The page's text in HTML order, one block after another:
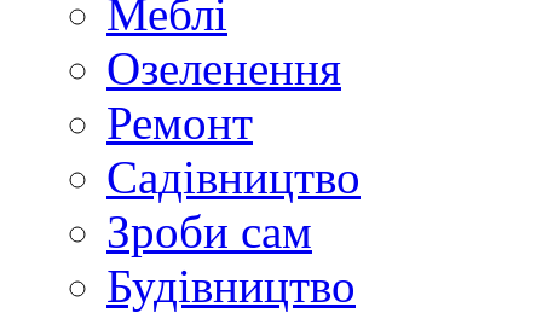
Меблі
Озеленення
Ремонт
Садівництво
Зроби сам
Будівництво